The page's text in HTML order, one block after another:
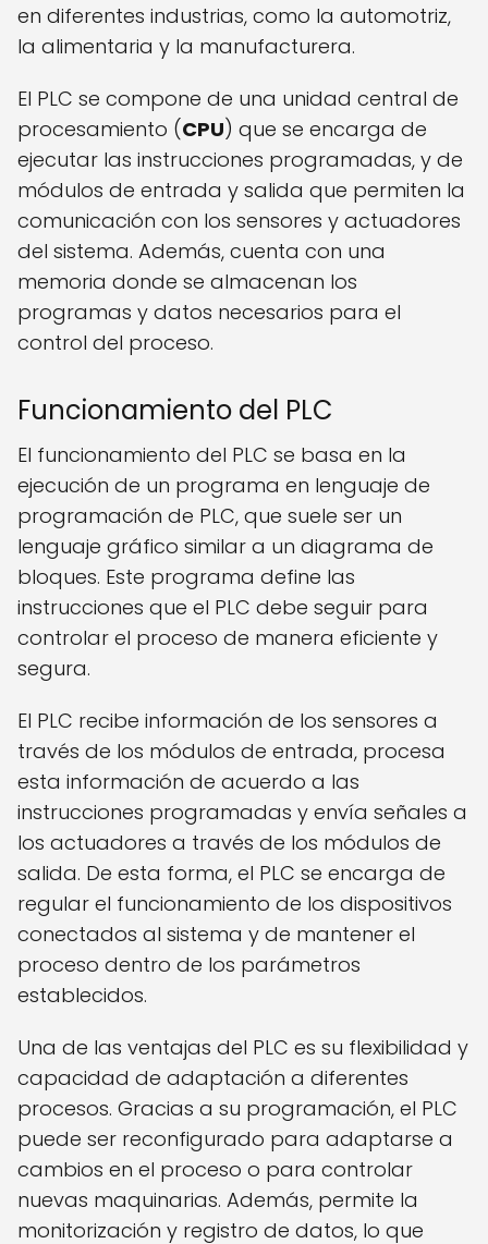
en diferentes industrias, como la automotriz,
la alimentaria y la manufacturera.
El PLC se compone de una unidad central de
procesamiento (CPU) que se encarga de
ejecutar las instrucciones programadas, y de
módulos de entrada y salida que permiten la
comunicación con los sensores y actuadores
del sistema. Además, cuenta con una
memoria donde se almacenan los
programas y datos necesarios para el
control del proceso.
Funcionamiento del PLC
El funcionamiento del PLC se basa en la
ejecución de un programa en lenguaje de
programación de PLC, que suele ser un
lenguaje gráfico similar a un diagrama de
bloques. Este programa define las
instrucciones que el PLC debe seguir para
controlar el proceso de manera eficiente y
segura.
El PLC recibe información de los sensores a
través de los módulos de entrada, procesa
esta información de acuerdo a las
instrucciones programadas y envía señales a
los actuadores a través de los módulos de
salida. De esta forma, el PLC se encarga de
regular el funcionamiento de los dispositivos
conectados al sistema y de mantener el
proceso dentro de los parámetros
establecidos.
Una de las ventajas del PLC es su flexibilidad y
capacidad de adaptación a diferentes
procesos. Gracias a su programación, el PLC
puede ser reconfigurado para adaptarse a
cambios en el proceso o para controlar
nuevas maquinarias. Además, permite la
monitorización y registro de datos, lo que